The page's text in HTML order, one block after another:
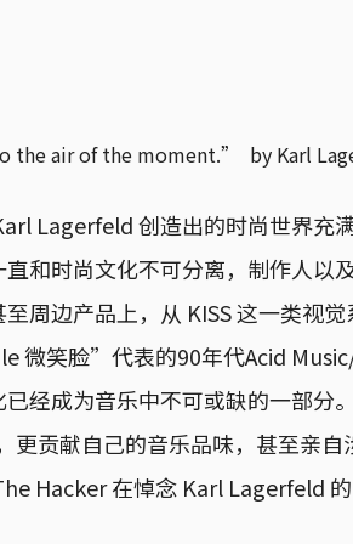
the air of the moment.” by Karl
Lagerfeld 创造出的时尚世界充
直和时尚文化不可分离，制作人
周边产品上，从 KISS 这一类视
微笑脸”代表的90年代Acid
经成为音乐中不可或缺的一部分
更贡献自己的音乐品味，甚至亲
Hacker 在悼念 Karl Lagerfeld